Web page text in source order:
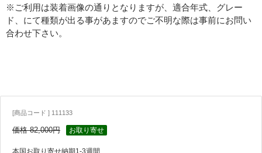
※ご利用は装着画像の通りとなりますが、適合年式、グレー
ド、にて種類が出る事があますのでご不明な際は事前にお問い
合わせ下さい。
[商品コード ] 111133
価格 82,000円 お取り寄せ
本国お取り寄せ納期1-3週間